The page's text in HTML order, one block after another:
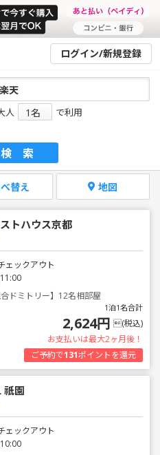
ログイン/新規登録
人
で利用
索
替え 地図
トハウス京都
ェックアウト
11:00
ドミトリー】12名相部屋
1泊1名合計
2,624円 (税込)
お支払いは最大2ヶ月後！
ご予約で131ポイントを還元
祇園
ェックアウト
10:00